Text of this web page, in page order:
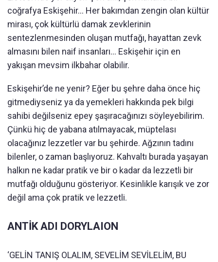
coğrafya Eskişehir… Her bakımdan zengin olan kültür
mirası, çok kültürlü damak zevklerinin
sentezlenmesinden oluşan mutfağı, hayattan zevk
almasını bilen naif insanları… Eskişehir için en
yakışan mevsim ilkbahar olabilir.
Eskişehir’de ne yenir? Eğer bu şehre daha önce hiç
gitmediyseniz ya da yemekleri hakkında pek bilgi
sahibi değilseniz epey şaşıracağınızı söyleyebilirim.
Çünkü hiç de yabana atılmayacak, müptelası
olacağınız lezzetler var bu şehirde. Ağzının tadını
bilenler, o zaman başlıyoruz. Kahvaltı burada yaşayan
halkın ne kadar pratik ve bir o kadar da lezzetli bir
mutfağı olduğunu gösteriyor. Kesinlikle karışık ve zor
değil ama çok pratik ve lezzetli.
ANTİK ADI DORYLAION
‘GELİN TANIŞ OLALIM, SEVELİM SEVİLELİM, BU